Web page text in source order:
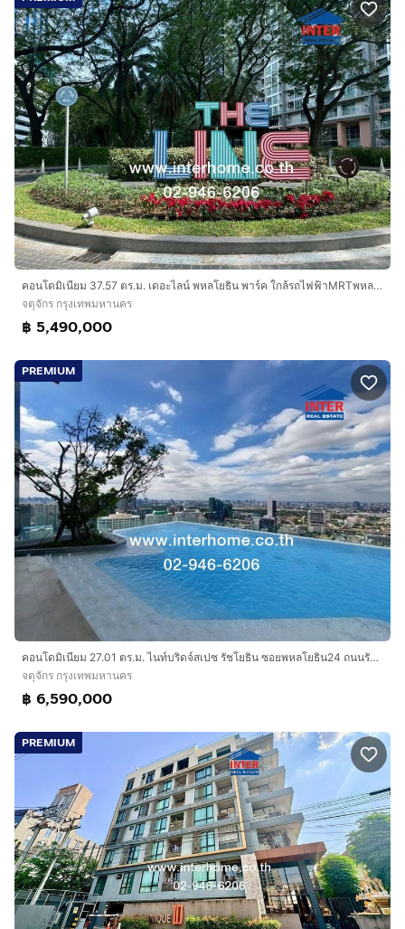
คอนโดมิเนียม 37.57 ตร.ม. เดอะไลน์ พหลโยธิน พาร์ค ใกล้รถไฟฟ้าMRTพหลโยธิน ถนนพหลโยธิน ถนนรัชดาภิเษก เขตจตุจักร กรุงเทพมหานคร
จตุจักร กรุงเทพมหานคร
฿ 5,490,000
PREMIUM
คอนโดมิเนียม 27.01 ตร.ม. ไนท์บริดจ์สเปซ รัชโยธิน ซอยพหลโยธิน24 ถนนรัชดาภิเษก ถนนพหลโยธิน เขตจตุจักร กรุงเทพมหานคร
จตุจักร กรุงเทพมหานคร
฿ 6,590,000
PREMIUM